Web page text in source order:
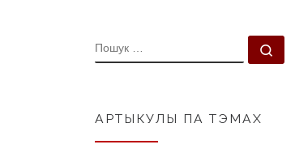
ПОШУК
АРТЫКУЛЫ ПА ТЭМАХ